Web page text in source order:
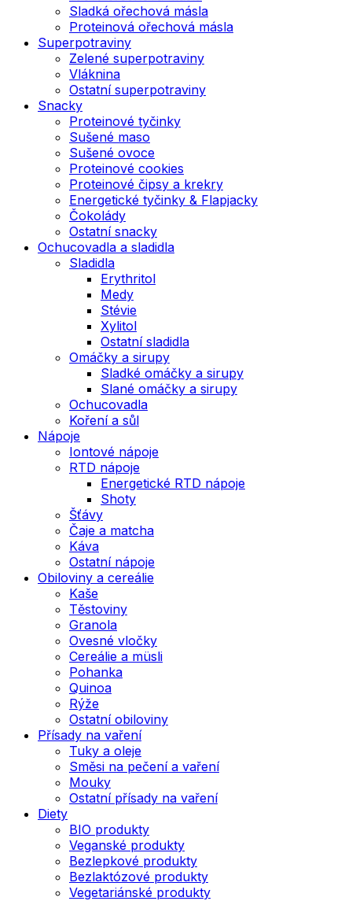
Sladká ořechová másla
Proteinová ořechová másla
Superpotraviny
Zelené superpotraviny
Vláknina
Ostatní superpotraviny
Snacky
Proteinové tyčinky
Sušené maso
Sušené ovoce
Proteinové cookies
Proteinové čipsy a krekry
Energetické tyčinky & Flapjacky
Čokolády
Ostatní snacky
Ochucovadla a sladidla
Sladidla
Erythritol
Medy
Stévie
Xylitol
Ostatní sladidla
Omáčky a sirupy
Sladké omáčky a sirupy
Slané omáčky a sirupy
Ochucovadla
Koření a sůl
Nápoje
Iontové nápoje
RTD nápoje
Energetické RTD nápoje
Shoty
Šťávy
Čaje a matcha
Káva
Ostatní nápoje
Obiloviny a cereálie
Kaše
Těstoviny
Granola
Ovesné vločky
Cereálie a müsli
Pohanka
Quinoa
Rýže
Ostatní obiloviny
Přísady na vaření
Tuky a oleje
Směsi na pečení a vaření
Mouky
Ostatní přísady na vaření
Diety
BIO produkty
Veganské produkty
Bezlepkové produkty
Bezlaktózové produkty
Vegetariánské produkty